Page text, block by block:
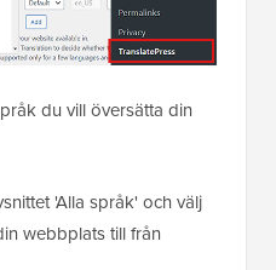
du vill översätta din
'Alla språk' och välj
webbplats till från